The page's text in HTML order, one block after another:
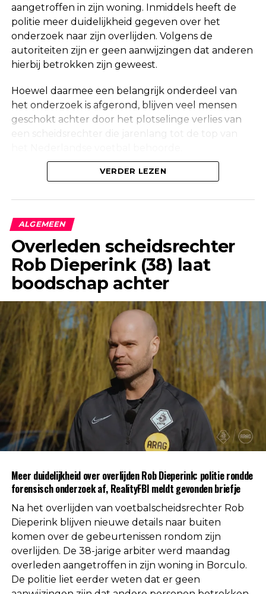
aangetroffen in zijn woning. Inmiddels heeft de
politie meer duidelijkheid gegeven over het
onderzoek naar zijn overlijden. Volgens de
autoriteiten zijn er geen aanwijzingen dat anderen
hierbij betrokken zijn geweest.
Hoewel daarmee een belangrijk onderdeel van
het onderzoek is afgerond, blijven veel mensen
geschokt achter door het plotselinge verlies van
een scheidsrechter die jarenlang tot de top van
Onderzoek na vondst in woning
Maandag werd in een woning aan de Korte
Molenstraat in Borculo een overleden persoon
aangetroffen. Kort daarna bevestigde de politie
dat er onderzoek werd gedaan naar de
omstandigheden van het overlijden.
Ook een forensisch onderzoeksteam kwam ter
plaatse om de situatie zorgvuldig in kaart te
brengen. Dergelijke onderzoeken maken
standaard deel uit van een procedure wanneer de
oorzaak van een overlijden nog niet direct
duidelijk is.
Na afronding van de eerste onderzoeksfase liet de
politie weten dat er geen aanwijzingen zijn
gevonden voor betrokkenheid van andere
personen. Daarmee is die mogelijkheid volgens de
autoriteiten uitgesloten.
worden geen verdere mededelingen gedaan over
de doodsoorzaak.
Een vaste waarde in de Nederlandse
arbitrage
Met het overlijden van Rob Dieperink verliest het
Nederlandse voetbal een scheidsrechter die
VERDER LEZEN
ALGEMEEN
Overleden scheidsrechter
Rob Dieperink (38) laat
boodschap achter
Meer duidelijkheid over overlijden Rob Dieperink: politie rondde
forensisch onderzoek af, RealityFBI meldt gevonden briefje
Na het overlijden van voetbalscheidsrechter Rob
Dieperink blijven nieuwe details naar buiten
komen over de gebeurtenissen rondom zijn
overlijden. De 38-jarige arbiter werd maandag
overleden aangetroffen in zijn woning in Borculo.
De politie liet eerder weten dat er geen